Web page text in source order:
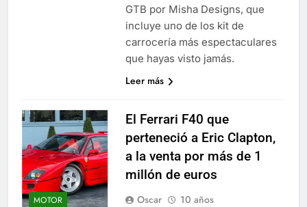
GTB por Misha Designs, que
incluye uno de los kit de
carrocería más espectaculares
que hayas visto jamás.
Leer más
MOTOR
El Ferrari F40 que
perteneció a Eric Clapton,
a la venta por más de 1
millón de euros
Oscar
10 años